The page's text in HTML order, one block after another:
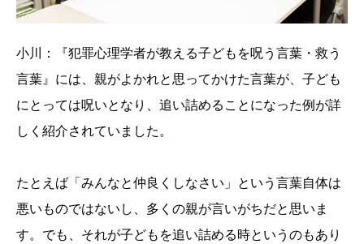
小川：『犯罪心理学者が教える子どもを呪う言葉・救う
言葉』には、親がよかれと思ってかけた言葉が、子ども
にとっては呪いとなり、追い詰めることになった例が詳
しく紹介されていました。
たとえば「みんなと仲良くしなさい」という言葉自体は
悪いものではないし、多くの親が言いがちだと思いま
す。でも、それが子どもを追い詰める時というのもあり